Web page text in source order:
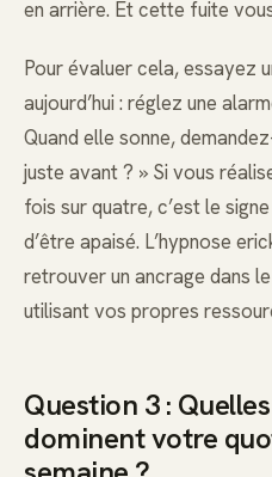
en arrière. Et cette fuite
Pour évaluer cela, essayez
aujourd’hui : réglez une
Quand elle sonne,
juste avant ? » Si vous
fois sur quatre, c’est le
d’être apaisé. L’hypnose
retrouver un ancrage dans
utilisant vos propres
Question 3 :
dominent votre